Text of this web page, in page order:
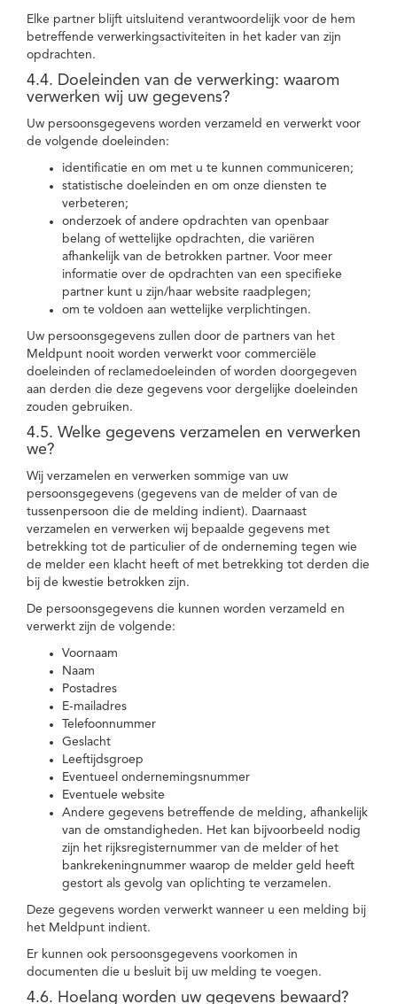
Elke partner blijft uitsluitend verantwoordelijk voor de hem
betreffende verwerkingsactiviteiten in het kader van zijn
opdrachten.
4.4. Doeleinden van de verwerking: waarom
verwerken wij uw gegevens?
Uw persoonsgegevens worden verzameld en verwerkt voor
de volgende doeleinden:
identificatie en om met u te kunnen communiceren;
statistische doeleinden en om onze diensten te
verbeteren;
onderzoek of andere opdrachten van openbaar
belang of wettelijke opdrachten, die variëren
afhankelijk van de betrokken partner. Voor meer
informatie over de opdrachten van een specifieke
partner kunt u zijn/haar website raadplegen;
om te voldoen aan wettelijke verplichtingen.
Uw persoonsgegevens zullen door de partners van het
Meldpunt nooit worden verwerkt voor commerciële
doeleinden of reclamedoeleinden of worden doorgegeven
aan derden die deze gegevens voor dergelijke doeleinden
zouden gebruiken.
4.5. Welke gegevens verzamelen en verwerken
we?
Wij verzamelen en verwerken sommige van uw
persoonsgegevens (gegevens van de melder of van de
tussenpersoon die de melding indient). Daarnaast
verzamelen en verwerken wij bepaalde gegevens met
betrekking tot de particulier of de onderneming tegen wie
de melder een klacht heeft of met betrekking tot derden die
bij de kwestie betrokken zijn.
De persoonsgegevens die kunnen worden verzameld en
verwerkt zijn de volgende:
Voornaam
Naam
Postadres
E-mailadres
Telefoonnummer
Geslacht
Leeftijdsgroep
Eventueel ondernemingsnummer
Eventuele website
Andere gegevens betreffende de melding, afhankelijk
van de omstandigheden. Het kan bijvoorbeeld nodig
zijn het rijksregisternummer van de melder of het
bankrekeningnummer waarop de melder geld heeft
gestort als gevolg van oplichting te verzamelen.
Deze gegevens worden verwerkt wanneer u een melding bij
het Meldpunt indient.
Er kunnen ook persoonsgegevens voorkomen in
documenten die u besluit bij uw melding te voegen.
4.6. Hoelang worden uw gegevens bewaard?